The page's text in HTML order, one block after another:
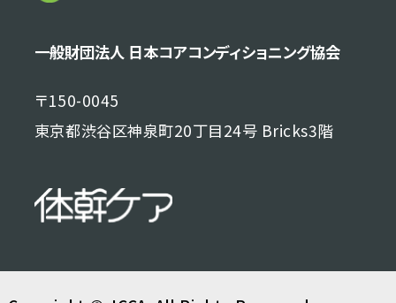
一般財団法人 日本コアコンディショニング協会
〒150-0045
東京都渋谷区神泉町20丁目24号 Bricks3階